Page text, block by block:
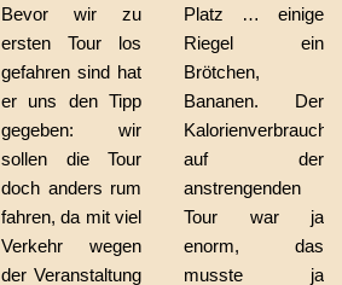
Bevor wir zu
ersten Tour los
gefahren sind hat
er uns den Tipp
gegeben: wir
sollen die Tour
doch anders rum
fahren, da mit viel
Verkehr wegen
der Veranstaltung
Platz … einige
Riegel ein
Brötchen,
Bananen. Der
Kalorienverbrauch
auf der
anstrengenden
Tour war ja
enorm, das
musste ja